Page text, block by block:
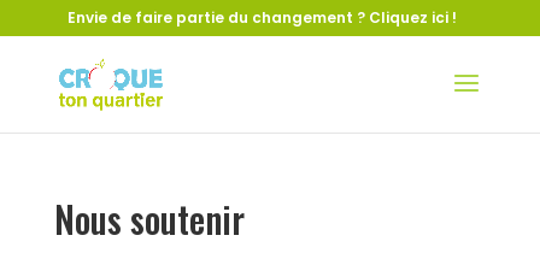
Envie de faire partie du changement ? Cliquez ici !
Nous soutenir